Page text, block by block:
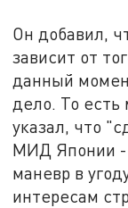
Он добавил,
зависит от
данный
дело. То
указал, что
МИД Японии -
маневр в
интересам